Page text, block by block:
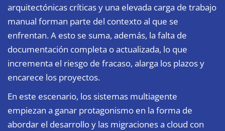
arquitectónicas críticas y una elevada carga de trabajo
manual forman parte del contexto al que se
enfrentan. A esto se suma, además, la falta de
documentación completa o actualizada, lo que
incrementa el riesgo de fracaso, alarga los plazos y
encarece los proyectos.
En este escenario, los sistemas multiagente
empiezan a ganar protagonismo en la forma de
abordar el desarrollo y las migraciones a cloud con